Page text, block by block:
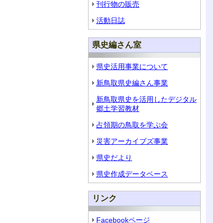
刊行物の販売
活動日誌
県史編さん室
県史活用事業について
新鳥取県史編さん事業
新鳥取県史を活用したデジタル
郷土学習教材
占領期の鳥取を学ぶ会
災害アーカイブズ事業
県史だより
県史作成データベース
リンク
Facebookページ